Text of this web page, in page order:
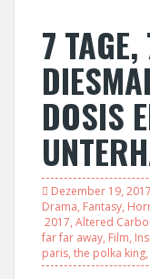
7
DOSIS
Dezember 19, 2017
Drama, Fantasy,
2017, Altered
far far away, Film,
paris, the polka king,